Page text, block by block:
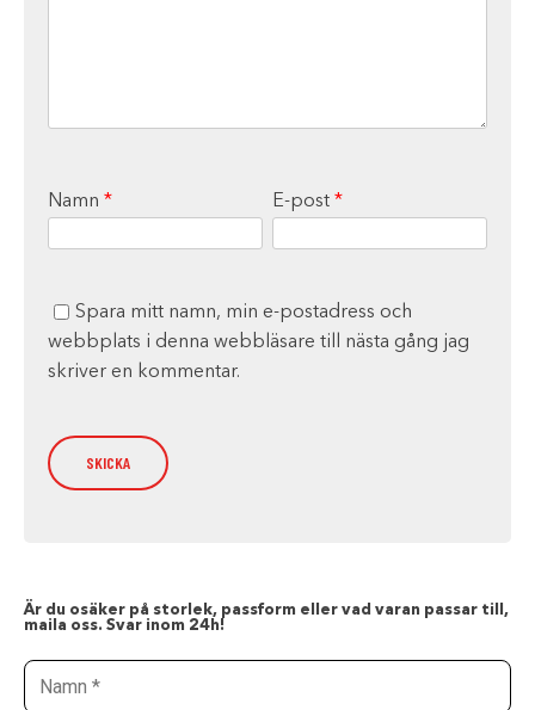
Namn * E-post *
Spara mitt namn, min e-postadress och
webbplats i denna webbläsare till nästa gång jag
skriver en kommentar.
Är du osäker på storlek, passform eller vad varan passar till,
maila oss. Svar inom 24h!